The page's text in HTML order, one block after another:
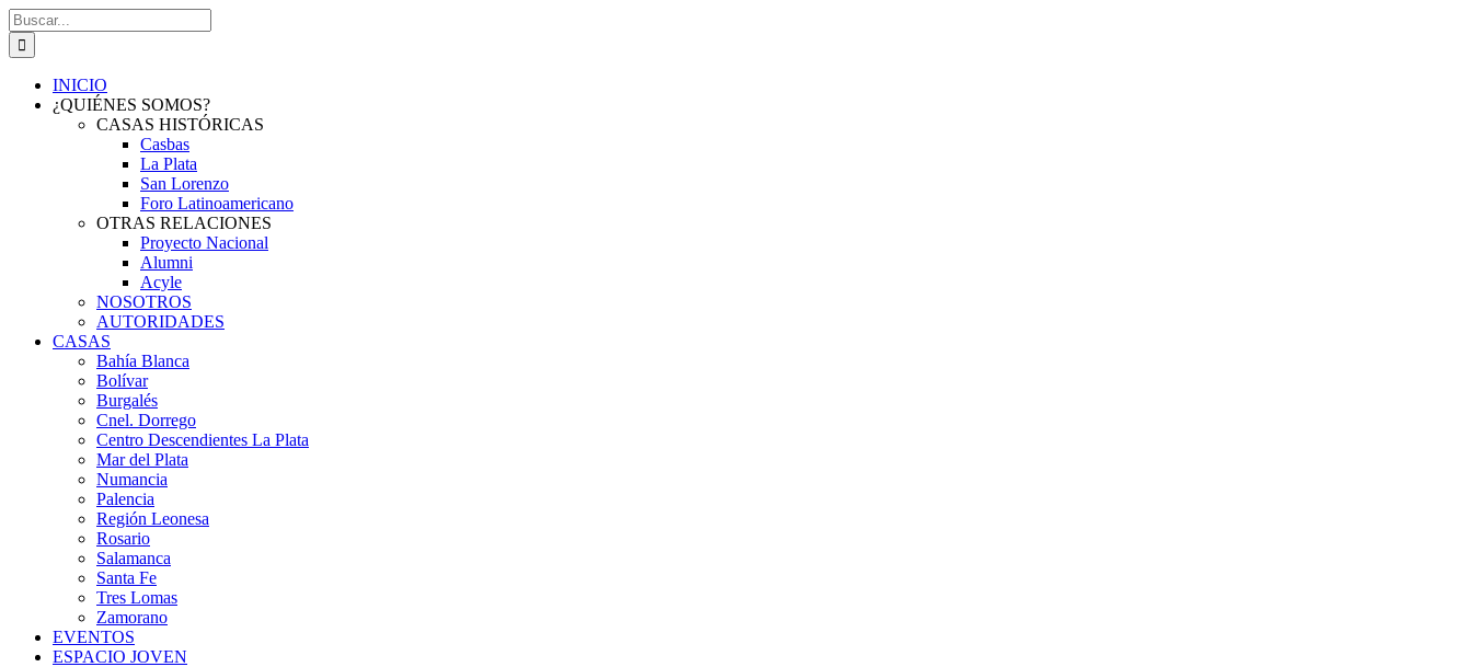
Saltar
al
contenido
Buscar:
INICIO
¿QUIÉNES SOMOS?
CASAS HISTÓRICAS
Casbas
La Plata
San Lorenzo
Foro Latinoamericano
OTRAS RELACIONES
Proyecto Nacional
Alumni
Acyle
NOSOTROS
AUTORIDADES
CASAS
Bahía Blanca
Bolívar
Burgalés
Cnel. Dorrego
Centro Descendientes La Plata
Mar del Plata
Numancia
Palencia
Región Leonesa
Rosario
Salamanca
Santa Fe
Tres Lomas
Zamorano
EVENTOS
ESPACIO JOVEN